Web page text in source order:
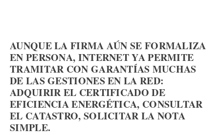
AUNQUE LA FIRMA AÚN SE FORMALIZA
EN PERSONA, INTERNET YA PERMITE
TRAMITAR CON GARANTÍAS MUCHAS
DE LAS GESTIONES EN LA RED:
ADQUIRIR EL CERTIFICADO DE
EFICIENCIA ENERGÉTICA, CONSULTAR
EL CATASTRO, SOLICITAR LA NOTA
SIMPLE.